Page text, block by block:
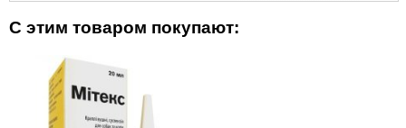
С этим товаром покупают: